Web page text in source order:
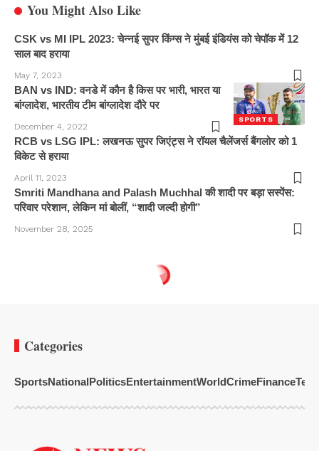
You Might Also Like
CSK vs MI IPL 2023: चेन्नई सुपर किंग्स ने मुंबई इंडियंस को चेपॉक में 12
साल बाद हराया
May 7, 2023
SPORTS
BAN vs IND: वनडे में कौन है किस पर भारी, भारत या
बांग्लादेश, भारतीय टीम बांग्लादेश दौरे पर
December 4, 2022
RCB vs LSG IPL: लखनऊ सुपर जिएंट्स ने रॉयल चैलेंजर्स बैंगलोर को 1
विकेट से हराया
April 11, 2023
Smriti Mandhana and Palash Muchhal की शादी पर बड़ा सस्पेंस:
परिवार परेशान, लेकिन मां बोलीं, “शादी जल्दी होगी”
November 28, 2025
Categories
SportsNationalPoliticsEntertainmentWorldCrimeFinance